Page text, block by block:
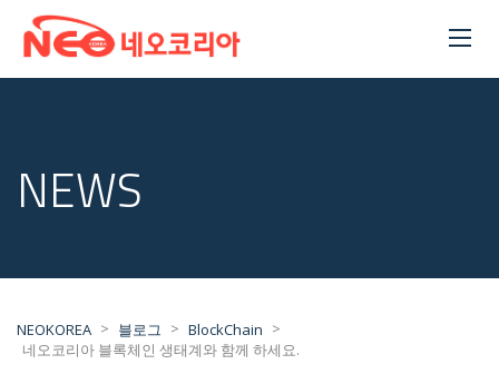
NEWS
NEOKOREA > 블로그 > BlockChain >
네오코리아 블록체인 생태계와 함께 하세요.